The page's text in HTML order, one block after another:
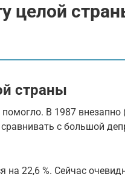
целой
страны
В 1987 внезапно
с большой
22,6 %. Сейчас